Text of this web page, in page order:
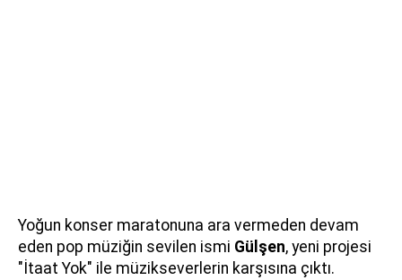
Yoğun konser maratonuna ara vermeden devam
eden pop müziğin sevilen ismi Gülşen, yeni projesi
"İtaat Yok" ile müzikseverlerin karşısına çıktı.